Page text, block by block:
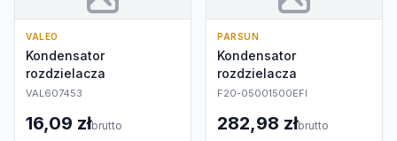
VALEO
Kondensator
rozdzielacza
VAL607453
16,09 złbrutto
PARSUN
Kondensator
rozdzielacza
F20-05001500EFI
282,98 złbrutto